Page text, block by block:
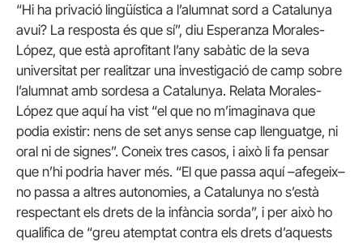
“Hi ha privació lingüística a l’alumnat sord a Catalunya
avui? La resposta és que sí”, diu Esperanza Morales-
López, que està aprofitant l’any sabàtic de la seva
universitat per realitzar una investigació de camp sobre
l’alumnat amb sordesa a Catalunya. Relata Morales-
López que aquí ha vist “el que no m’imaginava que
podia existir: nens de set anys sense cap llenguatge, ni
oral ni de signes”. Coneix tres casos, i això li fa pensar
que n’hi podria haver més. “El que passa aquí –afegeix–
no passa a altres autonomies, a Catalunya no s’està
respectant els drets de la infància sorda”, i per això ho
qualifica de “greu atemptat contra els drets d’aquests